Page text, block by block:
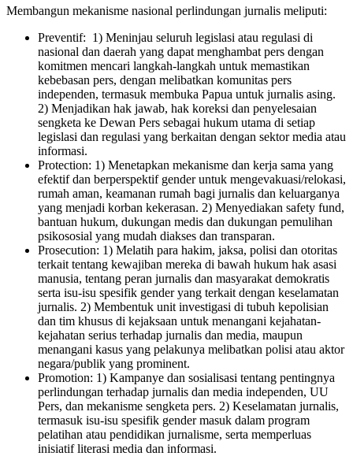
Membangun mekanisme nasional perlindungan jurnalis meliputi:
Preventif: 1) Meninjau seluruh legislasi atau regulasi di
nasional dan daerah yang dapat menghambat pers dengan
komitmen mencari langkah-langkah untuk memastikan
kebebasan pers, dengan melibatkan komunitas pers
independen, termasuk membuka Papua untuk jurnalis asing.
2) Menjadikan hak jawab, hak koreksi dan penyelesaian
sengketa ke Dewan Pers sebagai hukum utama di setiap
legislasi dan regulasi yang berkaitan dengan sektor media atau
informasi.
Protection: 1) Menetapkan mekanisme dan kerja sama yang
efektif dan berperspektif gender untuk mengevakuasi/relokasi,
rumah aman, keamanan rumah bagi jurnalis dan keluarganya
yang menjadi korban kekerasan. 2) Menyediakan safety fund,
bantuan hukum, dukungan medis dan dukungan pemulihan
psikososial yang mudah diakses dan transparan.
Prosecution: 1) Melatih para hakim, jaksa, polisi dan otoritas
terkait tentang kewajiban mereka di bawah hukum hak asasi
manusia, tentang peran jurnalis dan masyarakat demokratis
serta isu-isu spesifik gender yang terkait dengan keselamatan
jurnalis. 2) Membentuk unit investigasi di tubuh kepolisian
dan tim khusus di kejaksaan untuk menangani kejahatan-
kejahatan serius terhadap jurnalis dan media, maupun
menangani kasus yang pelakunya melibatkan polisi atau aktor
negara/publik yang prominent.
Promotion: 1) Kampanye dan sosialisasi tentang pentingnya
perlindungan terhadap jurnalis dan media independen, UU
Pers, dan mekanisme sengketa pers. 2) Keselamatan jurnalis,
termasuk isu-isu spesifik gender masuk dalam program
pelatihan atau pendidikan jurnalisme, serta memperluas
inisiatif literasi media dan informasi.